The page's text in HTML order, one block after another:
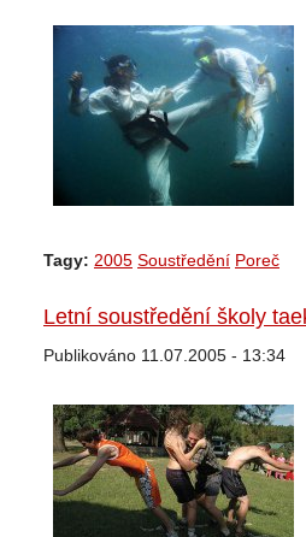
Tagy: 2005 Soustředění Poreč
Letní soustředění školy
Publikováno 11.07.2005 - 13:34